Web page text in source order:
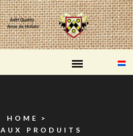
HOME
PRODUITS